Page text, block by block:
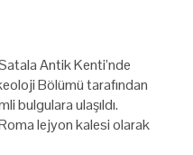
Antik Kenti’nde
Bölümü tarafından
bulgulara ulaşıldı.
lejyon kalesi olarak